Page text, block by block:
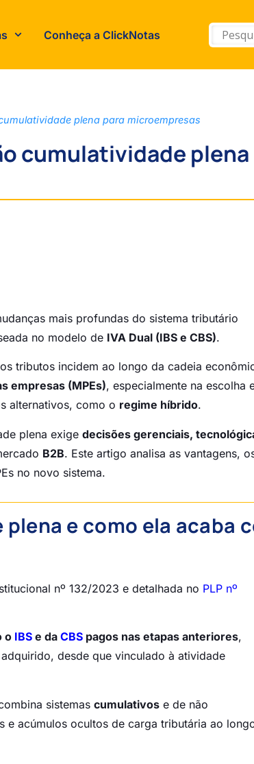
Conheça a ClickNotas
plena para microempresas
cumulatividade plena
mais profundas do sistema tributário
no modelo de IVA Dual (IBS e CBS).
tributos incidem ao longo da cadeia
empresas (MPEs), especialmente na escolha
alternativos, como o regime híbrido.
plena exige decisões gerenciais,
B2B. Este artigo analisa as vantagens,
no novo sistema.
e como ela acaba
nº 132/2023 e detalhada no PLP nº
o IBS e da CBS pagos nas etapas anteriores,
desde que vinculado à atividade
sistemas cumulativos e de não
e acúmulos ocultos de carga tributária ao